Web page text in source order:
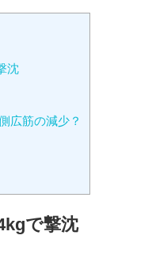
沈
広筋の減少？
で撃沈